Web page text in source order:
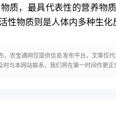
质，最具代表性的营养物
性物质则是人体内多种生化
，农宝通网仅提供信息发布平台，文章仅
与本网站联系，我们将在第一时间作更正